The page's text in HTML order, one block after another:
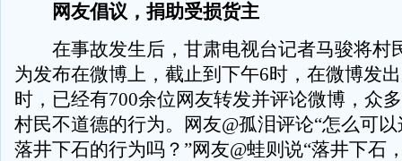
网友倡议，捐助受损货主
在事故发生后，甘肃电视台记者马骏将村
为发布在微博上，截止到下午6时，在微博发
时，已经有700余位网友转发并评论微博，众
村民不道德的行为。网友@孤泪评论“怎么可
落井下石的行为吗？”网友@蛙则说“落井下石